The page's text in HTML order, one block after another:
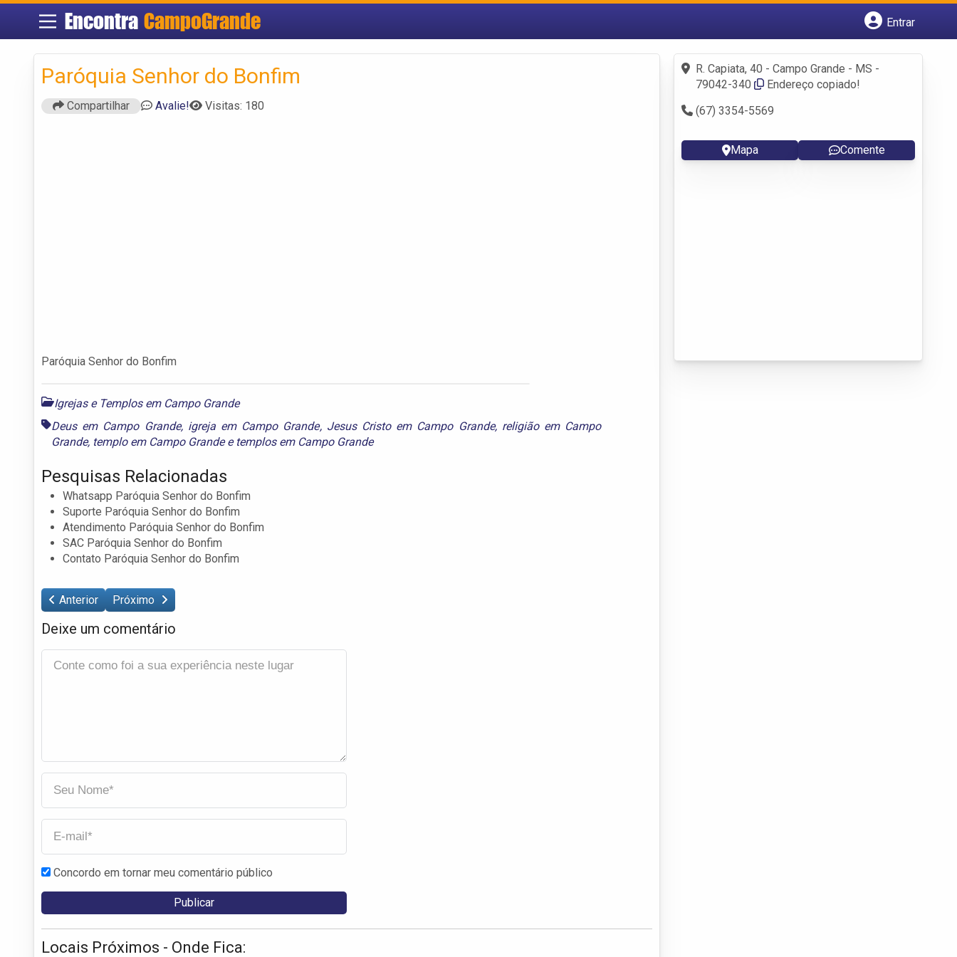
Encontra CampoGrande
Entrar
Fazer login
Criar conta
Paróquia Senhor do Bonfim
Compartilhar Avalie! Visitas: 180
Paróquia Senhor do Bonfim
Igrejas e Templos em Campo Grande
Deus em Campo Grande, igreja em Campo Grande, Jesus Cristo em Campo Grande, religião em Campo
Grande, templo em Campo Grandee templos em Campo Grande
Pesquisas Relacionadas
Whatsapp Paróquia Senhor do Bonfim
Suporte Paróquia Senhor do Bonfim
Atendimento Paróquia Senhor do Bonfim
SAC Paróquia Senhor do Bonfim
Contato Paróquia Senhor do Bonfim
Anterior Próximo
Deixe um comentário
Concordo em tornar meu comentário público
Locais Próximos - Onde Fica:
R. Capiata, 40 - Campo Grande - MS -
79042-340
Endereço copiado!
(67) 3354-5569
Mapa Comente